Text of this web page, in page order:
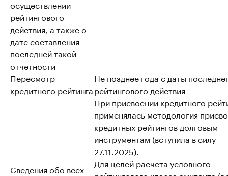
осуществлении
рейтингового
действия, а также о
дате составления
последней такой
отчетности
Пересмотр
кредитного рейтинга
Не позднее года с даты
рейтингового действия
Сведения обо всех
При присвоении кредитного
применялась методология
кредитных рейтингов долговым
инструментам (вступила в силу
27.11.2025).
Для целей расчета условного